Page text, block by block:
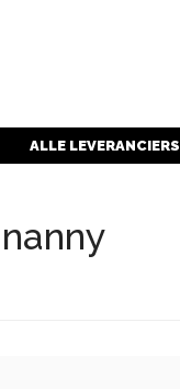
ALLE LEVERANCIERS